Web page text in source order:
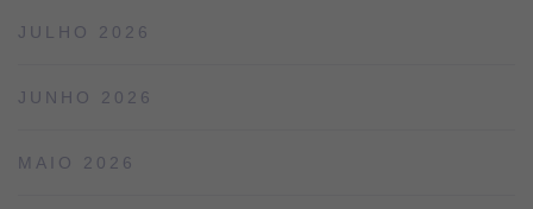
JULHO 2026
JUNHO 2026
MAIO 2026